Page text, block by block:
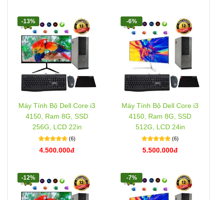
Máy Tính Bộ Dell Core i3
4150, Ram 8G, SSD
256G, LCD 22in
(6)
4.500.000đ
-13%
Máy Tính Bộ Dell Core i3
4150, Ram 8G, SSD
512G, LCD 24in
(6)
5.500.000đ
-6%
-12% -7%